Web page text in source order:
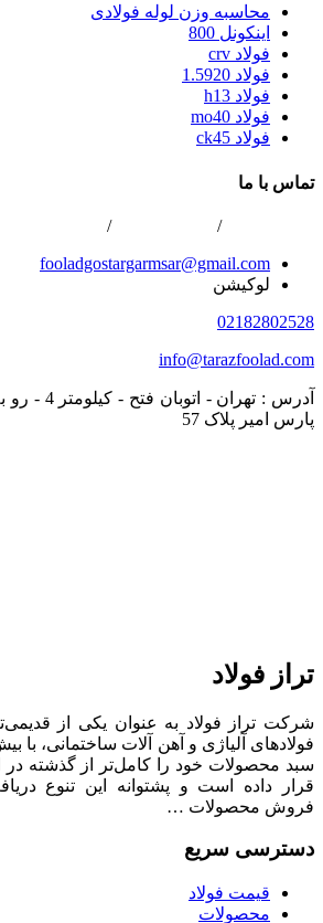
محاسبه وزن لوله فولادی
اینکونل 800
فولاد crv
فولاد 1.5920
فولاد h13
فولاد mo40
فولاد ck45
تماس با ما
/
/
fooladgostargarmsar@gmail.com
لوکیشن
02182802528
info@tarazfoolad.com
پارس امیر پلاک 57
تراز فولاد
شرکت تراز فولاد به عنوان یکی از
سبد محصولات خود را کامل‌تر از گذشته در
قرار داده است و پشتوانه این تنوع
فروش محصولات …
دسترسی سریع
قیمت فولاد
محصولات